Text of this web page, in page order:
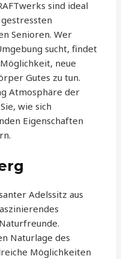
sind ideal
Senioren. Wer
sucht, findet
neue
Gutes zu tun.
Atmosphäre der
wie sich
Eigenschaften
Adelssitz aus
Naturlage des
Möglichkeiten